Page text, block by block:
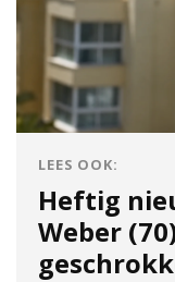
LEES OOK:
Heftig
Weber